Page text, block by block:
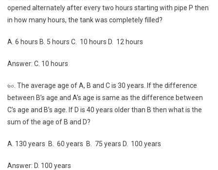
opened alternately after every two hours starting with pipe P then
in how many hours, the tank was completely filled?
A. 6 hours B. 5 hours C. 10 hours D. 12 hours
Answer: C. 10 hours
৬০. The average age of A, B and C is 30 years. If the difference
between B’s age and A’s age is same as the difference between
C’s age and B’s age. If D is 40 years older than B then what is the
sum of the age of B and D?
A. 130 years B. 60 years B. 75 years D. 100 years
Answer: D. 100 years